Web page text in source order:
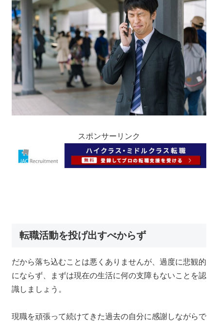
スポンサーリンク
転職活動を投げ出すべからず
だから落ち込むことは悪くありませんが、過度に悲観的
にならず、まずは現在の生活に何の支障もないことを認
識しましょう。
現職を頑張って続けてきた過去の自分に感謝しながらで